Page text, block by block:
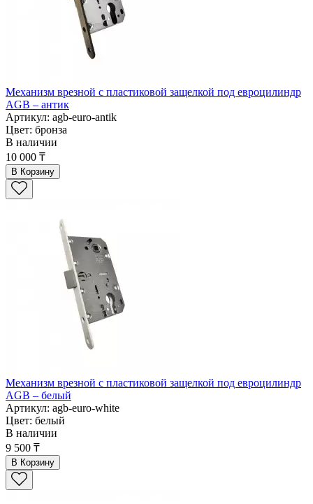
Механизм врезной с пластиковой защелкой под евроцилиндр
AGB – антик
Артикул: agb-euro-antik
Цвет: бронза
В наличии
10 000 ₸
В Корзину
Механизм врезной с пластиковой защелкой под евроцилиндр
AGB – белый
Артикул: agb-euro-white
Цвет: белый
В наличии
9 500 ₸
В Корзину